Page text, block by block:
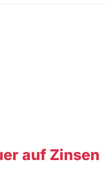
auf Zinsen